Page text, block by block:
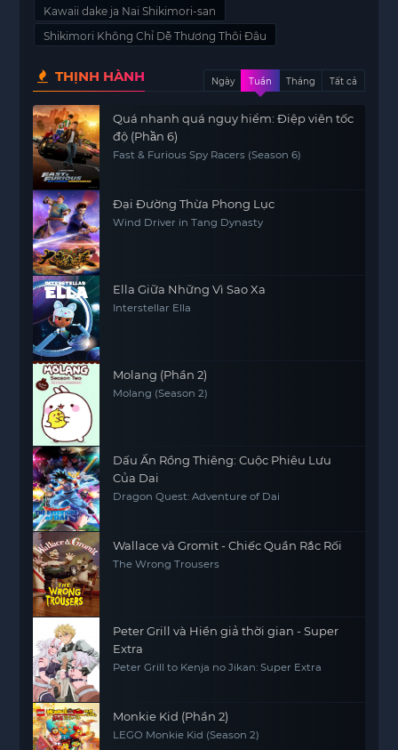
Kawaii dake ja Nai Shikimori-san
Shikimori Không Chỉ Dễ Thương Thôi Đâu
THỊNH HÀNH Ngày Tuần Tháng Tất cả
Quá nhanh quá nguy hiểm: Điệp viên tốc
độ (Phần 6)
Fast & Furious Spy Racers (Season 6)
Đại Đường Thừa Phong Lục
Wind Driver in Tang Dynasty
Ella Giữa Những Vì Sao Xa
Interstellar Ella
Molang (Phần 2)
Molang (Season 2)
Dấu Ấn Rồng Thiêng: Cuộc Phiêu Lưu
Của Dai
Dragon Quest: Adventure of Dai
Wallace và Gromit - Chiếc Quần Rắc Rối
The Wrong Trousers
Peter Grill và Hiền giả thời gian - Super
Extra
Peter Grill to Kenja no Jikan: Super Extra
Monkie Kid (Phần 2)
LEGO Monkie Kid (Season 2)